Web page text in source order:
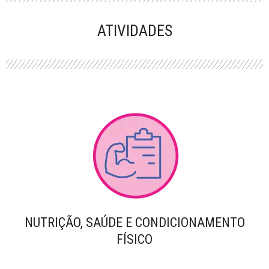
PERFORMANCE
ATIVIDADES
NUTRIÇÃO, SAÚDE E CONDICIONAMENTO
FÍSICO